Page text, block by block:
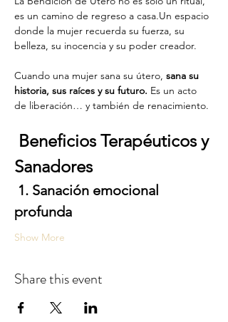
es un camino de regreso a casa.Un espacio
donde la mujer recuerda su fuerza, su
belleza, su inocencia y su poder creador.
Cuando una mujer sana su útero, sana su
historia, sus raíces y su futuro. Es un acto
de liberación… y también de renacimiento.
Beneficios Terapéuticos y
Sanadores
1. Sanación emocional
profunda
Show More
Share this event